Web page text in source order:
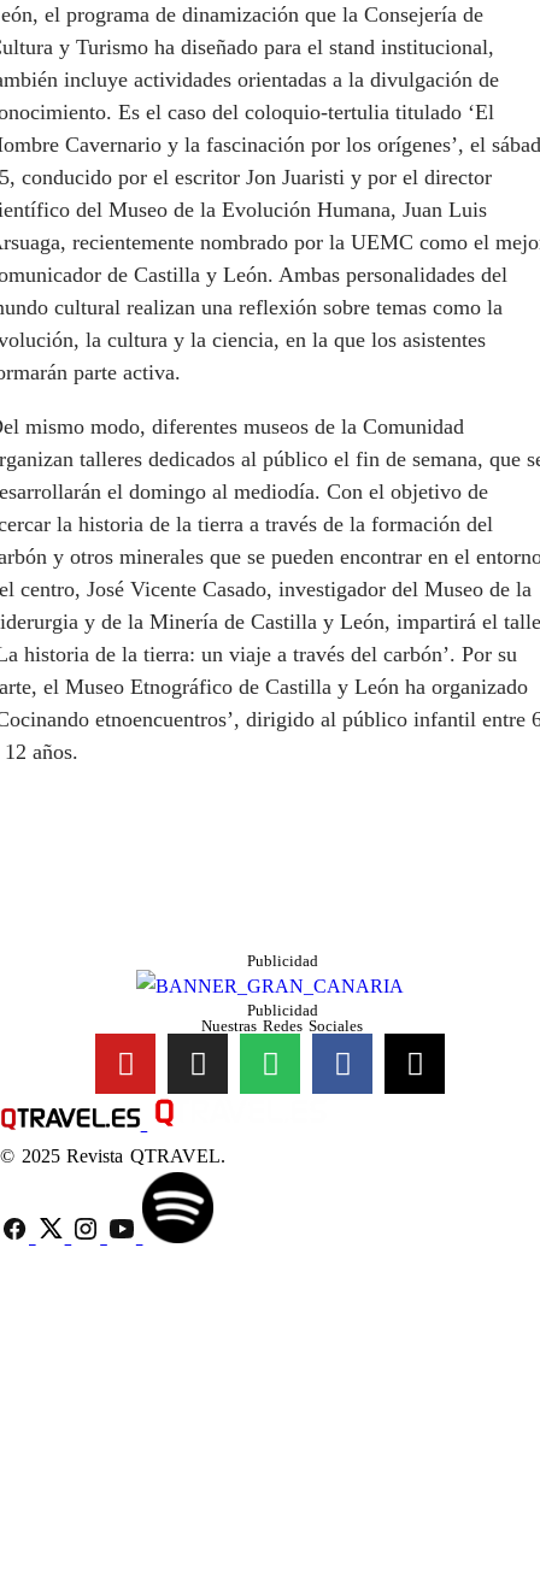
el programa de dinamización que la Consejería de
y Turismo ha diseñado para el stand institucional,
incluye actividades orientadas a la divulgación de
Es el caso del coloquio-tertulia titulado ‘El
Cavernario y la fascinación por los orígenes’, el
conducido por el escritor Jon Juaristi y por el director
del Museo de la Evolución Humana, Juan Luis
recientemente nombrado por la UEMC como el
de Castilla y León. Ambas personalidades del
cultural realizan una reflexión sobre temas como la
la cultura y la ciencia, en la que los asistentes
parte activa.
mismo modo, diferentes museos de la Comunidad
talleres dedicados al público el fin de semana, que
el domingo al mediodía. Con el objetivo de
la historia de la tierra a través de la formación del
y otros minerales que se pueden encontrar en el
centro, José Vicente Casado, investigador del Museo de la
y de la Minería de Castilla y León, impartirá el
historia de la tierra: un viaje a través del carbón’. Por su
el Museo Etnográfico de Castilla y León ha organizado
etnoencuentros’, dirigido al público infantil entre
años.
Publicidad
Publicidad
Nuestras Redes Sociales
© 2025 Revista QTRAVEL.